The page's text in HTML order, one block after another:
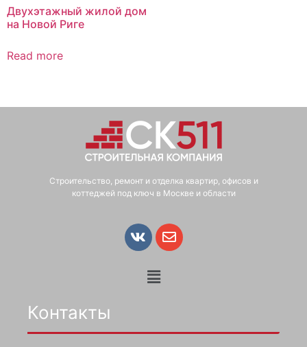
Двухэтажный жилой дом
на Новой Риге
Read more
Строительство, ремонт и отделка квартир, офисов и
коттеджей под ключ в Москве и области
Контакты